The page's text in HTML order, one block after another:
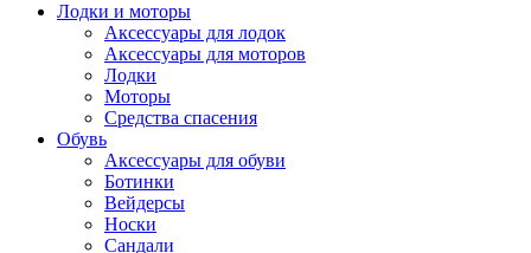
Лодки и моторы
Аксессуары для лодок
Аксессуары для моторов
Лодки
Моторы
Средства спасения
Обувь
Аксессуары для обуви
Ботинки
Вейдерсы
Носки
Сандали